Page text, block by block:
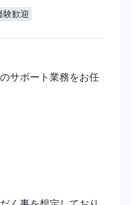
験歓迎
サポート業務をお任